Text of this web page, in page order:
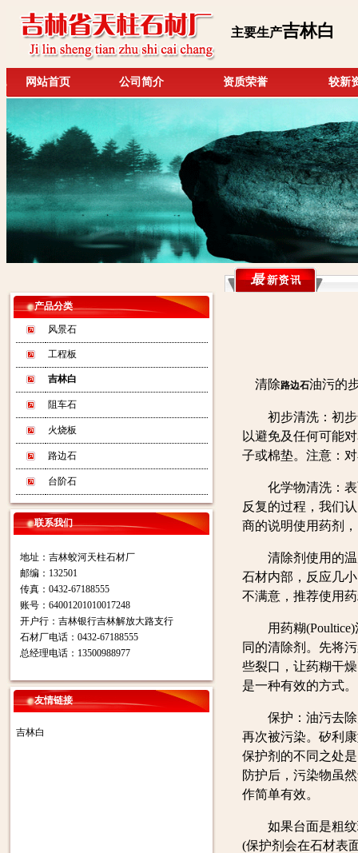
主要生产吉林白
网站首页 公司简介 资质荣誉 较新
产品分类
风景石
工程板
吉林白
阻车石
火烧板
路边石
台阶石
联系我们
地址：吉林蛟河天柱石材厂
邮编：132501
传真：0432-67188555
账号：64001201010017248
开户行：吉林银行吉林解放大路支行
石材厂电话：0432-67188555
总经理电话：13500988977
友情链接
吉林白
清除路边石油污的
初步清洗：初步
以避免及任何可能
子或棉垫。注意：
化学物清洗：表
反复的过程，我们
商的说明使用药剂
清除剂使用的温
石材内部，反应几
不满意，推荐使用药
用药糊(Poultice)
同的清除剂。先将
些裂口，让药糊干
是一种有效的方式。
保护：油污去除
再次被污染。矽利
保护剂的不同之处
防护后，污染物虽
作简单有效。
如果台面是粗纹
(保护剂会在石材表